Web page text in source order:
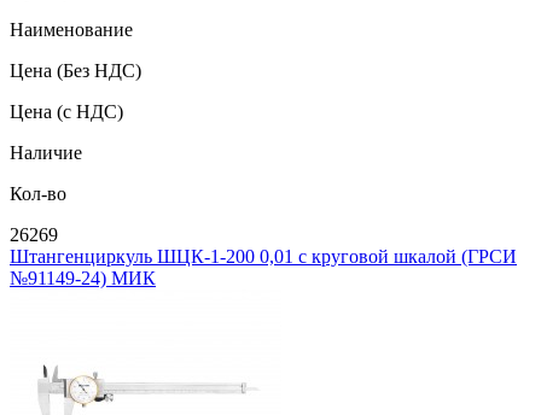
Наименование
Цена (Без НДС)
Цена (с НДС)
Наличие
Кол-во
26269
Штангенциркуль ШЦК-1-200 0,01 с круговой шкалой (ГРСИ
№91149-24) МИК